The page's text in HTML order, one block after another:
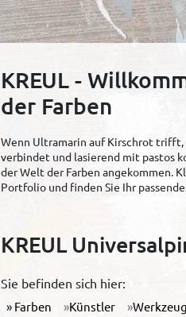
KREUL -
der Farben
Wenn Ultramarin auf Kirschrot
verbindet und lasierend mit pastos
der Welt der Farben angekommen.
Portfolio und finden Sie Ihr
KREUL
Sie befinden sich hier:
Farben Künstler